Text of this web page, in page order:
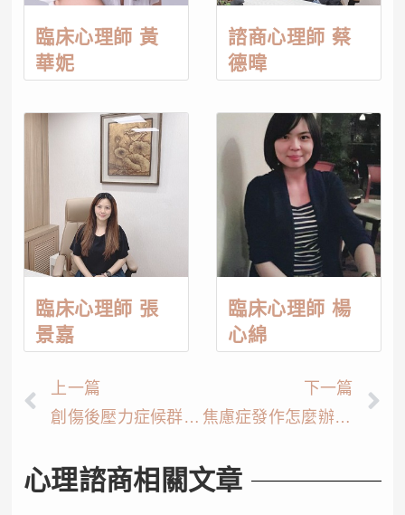
臨床心理師 黃
華妮
諮商心理師 蔡
德暐
臨床心理師 張
景嘉
臨床心理師 楊
心綿
上一篇
創傷後壓力症候群是什麼？原因、症狀、治療資訊
下一篇
焦慮症發作怎麼辦？有效應對焦慮症發作的5種方法
心理諮商相關文章